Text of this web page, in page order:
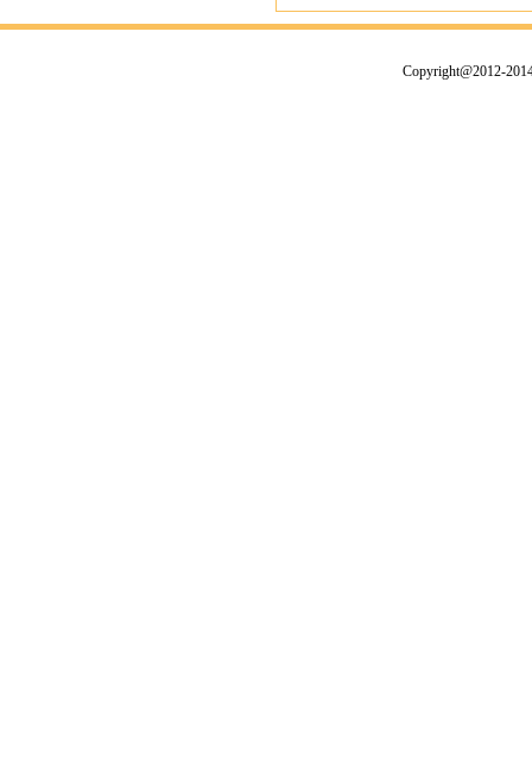
Copyright@2012-